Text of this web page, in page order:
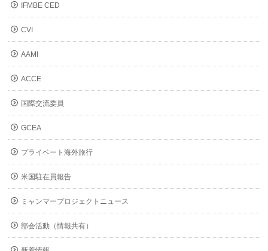
IFMBE CED
CVI
AAMI
ACCE
国際交流委員
GCEA
プライベート海外旅行
米国駐在員報告
ミャンマープロジェクトニュース
部会活動（情報共有）